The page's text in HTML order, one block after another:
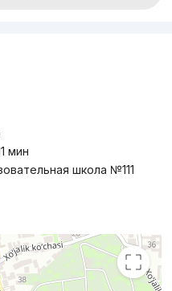
мин
школа №111